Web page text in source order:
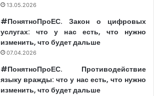
13.05.2026
#ПонятноПроЕС. Закон о цифровых
услугах: что у нас есть, что нужно
изменить, что будет дальше
07.04.2026
#ПонятноПроЕС. Противодействие
языку вражды: что у нас есть, что нужно
изменить, что будет дальше